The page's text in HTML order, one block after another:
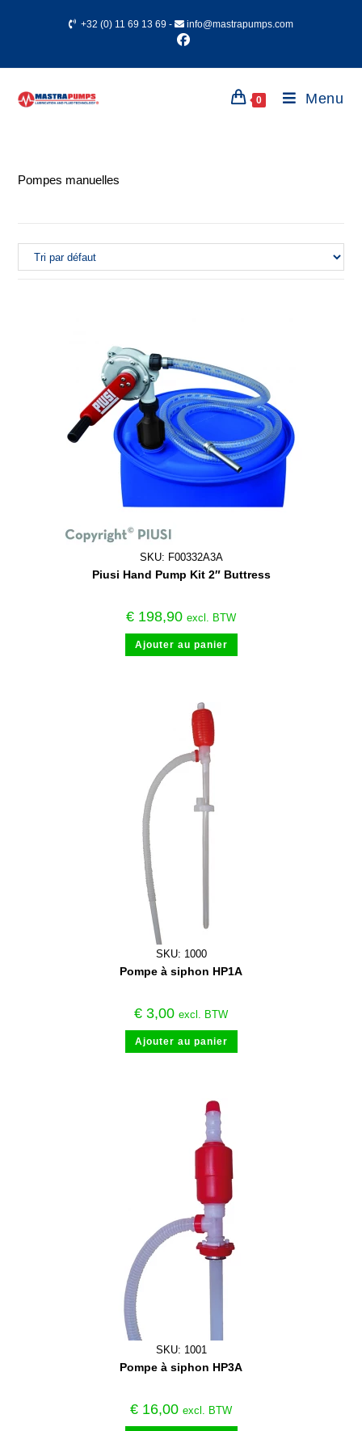
+32 (0) 11 69 13 69 - info@mastrapumps.com
0 Menu
Pompes manuelles
SKU: F00332A3A
Piusi Hand Pump Kit 2″ Buttress
€ 198,90 excl. BTW
Ajouter au panier
SKU: 1000
Pompe à siphon HP1A
€ 3,00 excl. BTW
Ajouter au panier
SKU: 1001
Pompe à siphon HP3A
€ 16,00 excl. BTW